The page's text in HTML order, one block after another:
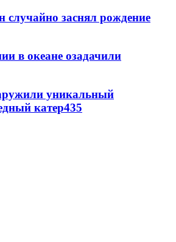
случайно заснял рождение
в океане озадачили
уникальный
катер435